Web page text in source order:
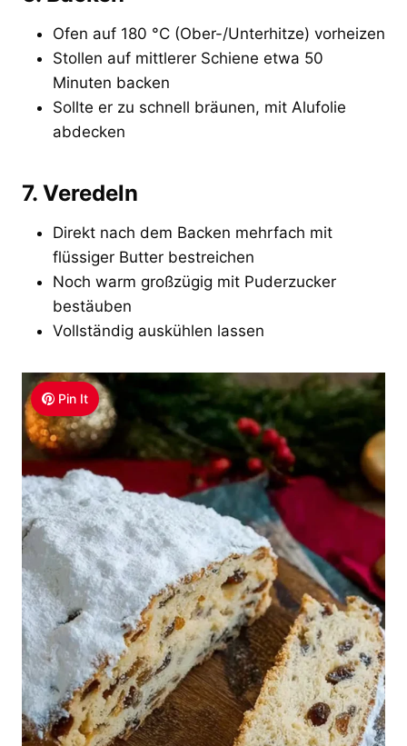
Ofen auf 180 °C (Ober-/Unterhitze) vorheizen
Stollen auf mittlerer Schiene etwa 50
Minuten backen
Sollte er zu schnell bräunen, mit Alufolie
abdecken
7. Veredeln
Direkt nach dem Backen mehrfach mit
flüssiger Butter bestreichen
Noch warm großzügig mit Puderzucker
bestäuben
Vollständig auskühlen lassen
Pin It